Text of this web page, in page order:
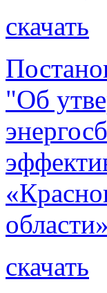
скачать
"Об
скачать